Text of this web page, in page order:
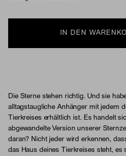
IN DEN
Die Sterne stehen richtig. Und sie
alltagstaugliche Anhänger mit jedem
Tierkreises erhältlich ist. Es handelt
abgewandelte Version unserer
daran? Nicht jeder wird erkennen,
das Haus deines Tierkreises steht, es